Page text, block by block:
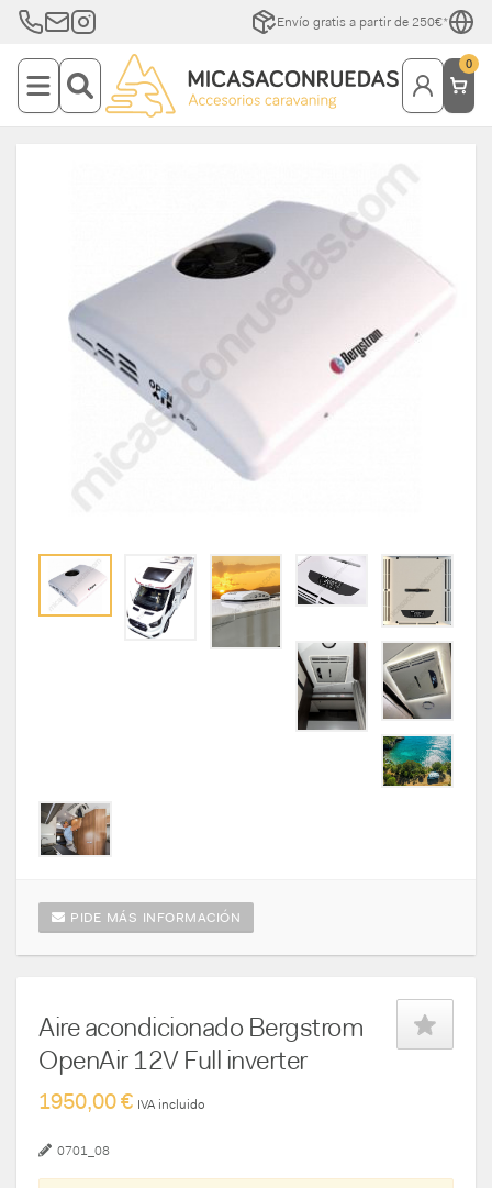
Envío gratis a partir de 250€*
0
PIDE MÁS INFORMACIÓN
Aire acondicionado Bergstrom
OpenAir 12V Full inverter
1950,00 € IVA incluido
0701_08